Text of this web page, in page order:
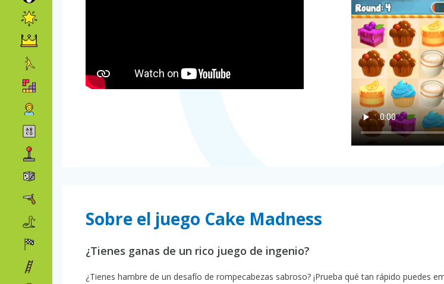
Sobre el juego Cake Madness
¿Tienes ganas de un rico juego de ingenio?
¿Tienes hambre de un desafío de rompecabezas sabroso? ¡Prueba qué tan rápido puedes